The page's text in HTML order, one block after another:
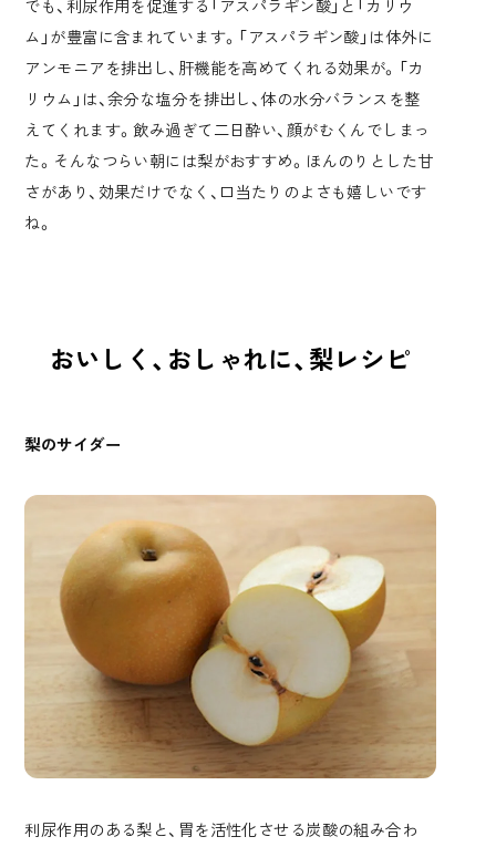
でも、利尿作用を促進する「アスパラギン酸」と「カリウ
ム」が豊富に含まれています。「アスパラギン酸」は体外に
アンモニアを排出し、肝機能を高めてくれる効果が。「カ
リウム」は、余分な塩分を排出し、体の水分バランスを整
えてくれます。飲み過ぎて二日酔い、顔がむくんでしまっ
た。そんなつらい朝には梨がおすすめ。ほんのりとした甘
さがあり、効果だけでなく、口当たりのよさも嬉しいです
ね。
おいしく、おしゃれに、梨レシピ
梨のサイダー
利尿作用のある梨と、胃を活性化させる炭酸の組み合わ